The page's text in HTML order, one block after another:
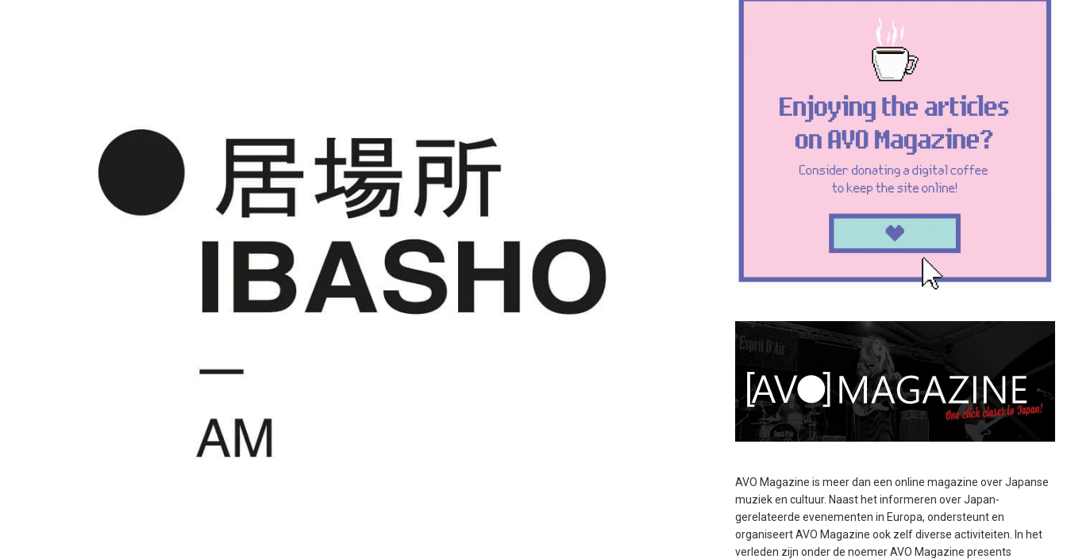
AVO Magazine is meer dan een online magazine over Japanse
muziek en cultuur. Naast het informeren over Japan-
gerelateerde evenementen in Europa, ondersteunt en
organiseert AVO Magazine ook zelf diverse activiteiten. In het
verleden zijn onder de noemer AVO Magazine presents